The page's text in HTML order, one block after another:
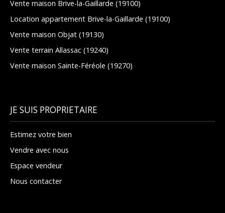
Vente maison Brive-la-Gaillarde (19100)
Location appartement Brive-la-Gaillarde (19100)
Vente maison Objat (19130)
Vente terrain Allassac (19240)
Vente maison Sainte-Féréole (19270)
JE SUIS PROPRIETAIRE
Estimez votre bien
Vendre avec nous
Espace vendeur
Nous contacter